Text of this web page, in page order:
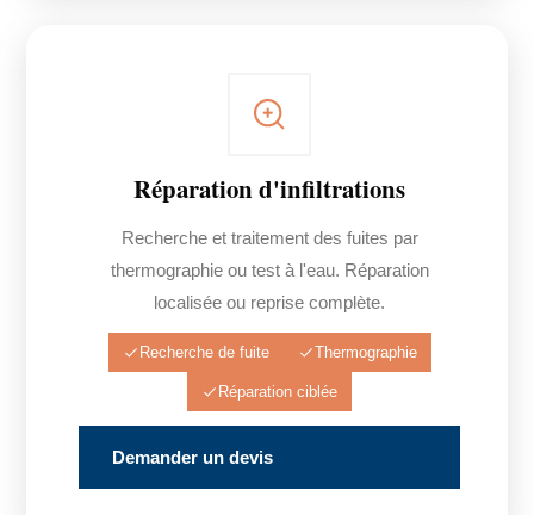
Réparation d'infiltrations
Recherche et traitement des fuites par
thermographie ou test à l'eau. Réparation
localisée ou reprise complète.
Recherche de fuite Thermographie
Réparation ciblée
Demander un devis